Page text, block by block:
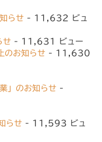
らせ - 11,632 ビュ
せ - 11,631 ビュー
のお知らせ - 11,630
」のお知らせ -
らせ - 11,593 ビュ